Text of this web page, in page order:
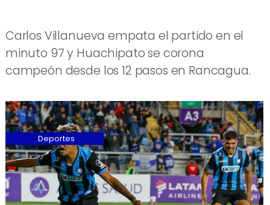
Carlos Villanueva empata el partido en el
minuto 97 y Huachipato se corona
campeón desde los 12 pasos en Rancagua.
Deportes